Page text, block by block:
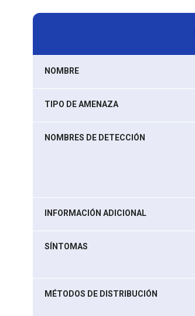
NOMBRE
TIPO DE AMENAZA
NOMBRES DE DETECCIÓN
INFORMACIÓN ADICIONAL
SÍNTOMAS
MÉTODOS DE DISTRIBUCIÓN